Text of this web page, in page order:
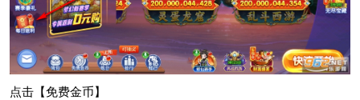
点击【免费金币】